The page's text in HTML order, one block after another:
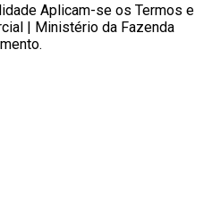
Aplicam-se os Termos e
| Ministério da Fazenda